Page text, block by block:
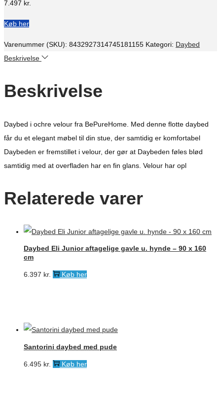
7.497 kr.
Køb her
Varenummer (SKU): 8432927314745181155 Kategori: Daybed
Beskrivelse
Beskrivelse
Daybed i ochre velour fra BePureHome. Med denne flotte daybed
får du et elegant møbel til din stue, der samtidig er komfortabel
Daybeden er fremstillet i velour, der gør at Daybeden føles blød
samtidig med at overfladen har en fin glans. Velour har opl
Relaterede varer
Daybed Eli Junior aftagelige gavle u. hynde – 90 x 160
cm
6.397 kr. Køb her
Santorini daybed med pude
6.495 kr. Køb her